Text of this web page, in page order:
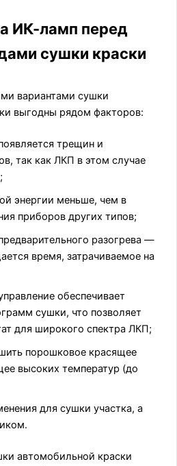
ИК-ламп перед
сушки краски
вариантами сушки
выгодны рядом факторов:
трещин и
так как ЛКП в этом случае
энергии меньше, чем в
приборов других типов;
разогрева —
время, затрачиваемое на
обеспечивает
сушки, что позволяет
для широкого спектра ЛКП;
порошковое красящее
высоких температур (до
для сушки участка, а